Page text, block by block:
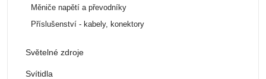
Měniče napětí a převodníky
Příslušenství - kabely, konektory
Světelné zdroje
Svítidla